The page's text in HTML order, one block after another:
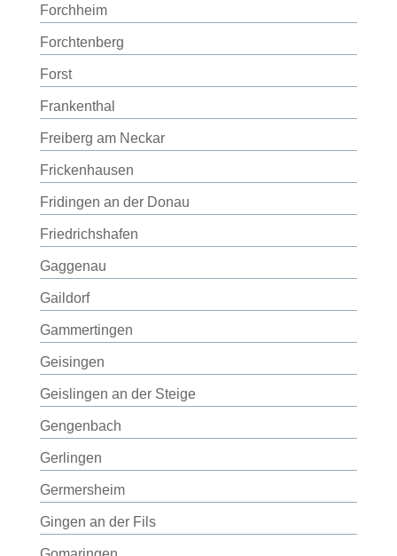
Forchheim
Forchtenberg
Forst
Frankenthal
Freiberg am Neckar
Frickenhausen
Fridingen an der Donau
Friedrichshafen
Gaggenau
Gaildorf
Gammertingen
Geisingen
Geislingen an der Steige
Gengenbach
Gerlingen
Germersheim
Gingen an der Fils